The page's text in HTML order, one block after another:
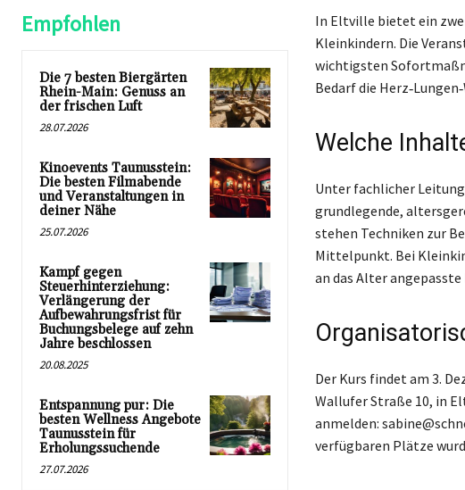
Empfohlen
Die 7 besten Biergärten
Rhein-Main: Genuss an
der frischen Luft
28.07.2026
Kinoevents Taunusstein:
Die besten Filmabende
und Veranstaltungen in
deiner Nähe
25.07.2026
Kampf gegen
Steuerhinterziehung:
Verlängerung der
Aufbewahrungsfrist für
Buchungsbelege auf zehn
Jahre beschlossen
20.08.2025
Entspannung pur: Die
besten Wellness Angebote
Taunusstein für
Erholungssuchende
27.07.2026
In Eltville bietet ein
Kleinkindern. Die
wichtigsten
Bedarf die
Welche
Unter fachlicher
grundlegende,
stehen Techniken zur
Mittelpunkt. Bei
an das Alter
Der Kurs findet am 3.
Wallufer Straße 10, in
anmelden:
verfügbaren Plätze